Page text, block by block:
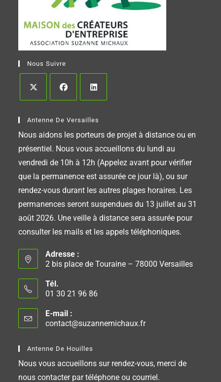
Nous Suivre
Antenne De Versailles
Nous aidons les porteurs de projet à distance ou en
présentiel. Nous vous accueillons du lundi au
vendredi de 10h à 12h (Appelez avant pour vérifier
que la permanence est assurée ce jour là), ou sur
rendez-vous durant les autres plages horaires. Les
permanences seront suspendues du 13 juillet au 31
août 2026. Une veille à distance sera assurée pour
consulter les mails et les appels téléphoniques.
Adresse :
2 bis place de Touraine – 78000 Versailles
Tél.
01 30 21 96 86
E-mail :
contact@suzannemichaux.fr
Antenne De Houilles
Nous vous accueillons sur rendez-vous, merci de
nous contacter par téléphone ou courriel.